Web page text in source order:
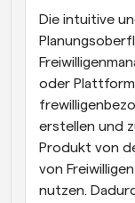
Die intuitive
oder
erstellen und
Produkt von
von
nutzen.